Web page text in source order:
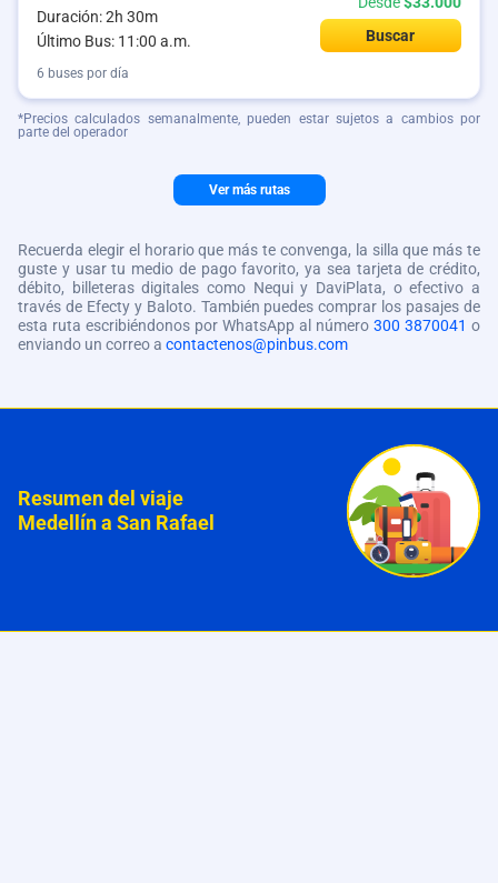
Duración: 2h 30m
Último Bus: 11:00 a.m.
Buscar
6 buses por día
*Precios calculados semanalmente, pueden estar sujetos a cambios por
parte del operador
Ver más rutas
Recuerda elegir el horario que más te convenga, la silla que más te
guste y usar tu medio de pago favorito, ya sea tarjeta de crédito,
débito, billeteras digitales como Nequi y DaviPlata, o efectivo a
través de Efecty y Baloto. También puedes comprar los pasajes de
esta ruta escribiéndonos por WhatsApp al número 300 3870041 o
enviando un correo a contactenos@pinbus.com
Resumen del viaje
Medellín a San Rafael